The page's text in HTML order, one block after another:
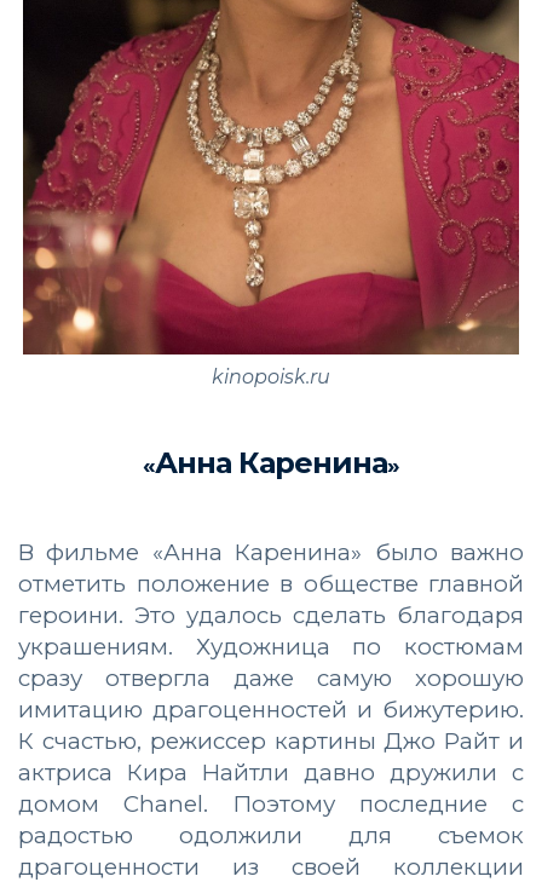
kinopoisk.ru
«Анна Каренина»
В фильме «Анна Каренина» было важно
отметить положение в обществе главной
героини. Это удалось сделать благодаря
украшениям. Художница по костюмам
сразу отвергла даже самую хорошую
имитацию драгоценностей и бижутерию.
К счастью, режиссер картины Джо Райт и
актриса Кира Найтли давно дружили с
домом Chanel. Поэтому последние с
радостью одолжили для съемок
драгоценности из своей коллекции